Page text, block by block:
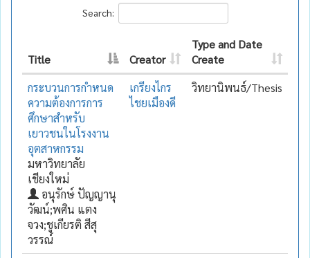
Search:
Title Creator
Type and Date
Create
กระบวนการกำหนด
ความต้องการการ
ศึกษาสำหรับ
เยาวชนในโรงงาน
อุตสาหกรรม
มหาวิทยาลัย
เชียงใหม่
อนุรักษ์ ปัญญานุ
วัฒน์;พศิน แตง
จวง;ชูเกียรติ สีสุ
วรรณ์
เกรียงไกร
ไชยเมืองดี
วิทยานิพนธ์/Thesis